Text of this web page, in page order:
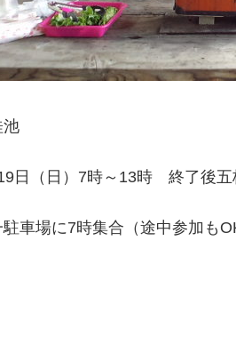
池
日（日）7時～13時 終了後五
車場に7時集合（途中参加も